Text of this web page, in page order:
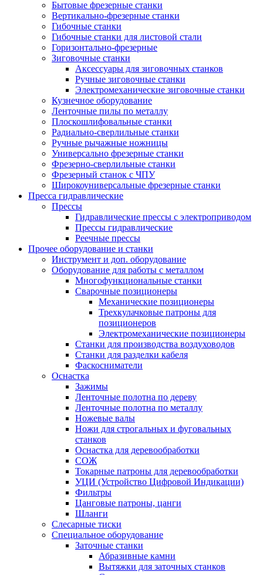
Бытовые фрезерные станки
Вертикально-фрезерные станки
Гибочные станки
Гибочные станки для листовой стали
Горизонтально-фрезерные
Зиговочные станки
Аксессуары для зиговочных станков
Ручные зиговочные станки
Электромеханические зиговочные станки
Кузнечное оборудование
Ленточные пилы по металлу
Плоскошлифовальные станки
Радиально-сверлильные станки
Ручные рычажные ножницы
Универсально фрезерные станки
Фрезерно-сверлильные станки
Фрезерный станок с ЧПУ
Широкоуниверсальные фрезерные станки
Пресса гидравлические
Прессы
Гидравлические прессы с электроприводом
Прессы гидравлические
Реечные прессы
Прочее оборудование и станки
Инструмент и доп. оборудование
Оборудование для работы с металлом
Многофункциональные станки
Сварочные позиционеры
Механические позиционеры
Трехкулачковые патроны для
позиционеров
Электромеханические позиционеры
Станки для производства воздуховодов
Станки для разделки кабеля
Фаскосниматели
Оснастка
Зажимы
Ленточные полотна по дереву
Ленточные полотна по металлу
Ножевые валы
Ножи для строгальных и фуговальных
станков
Оснастка для деревообработки
СОЖ
Токарные патроны для деревообработки
УЦИ (Устройство Цифровой Индикации)
Фильтры
Цанговые патроны, цанги
Шланги
Слесарные тиски
Специальное оборудование
Заточные станки
Абразивные камни
Вытяжки для заточных станков